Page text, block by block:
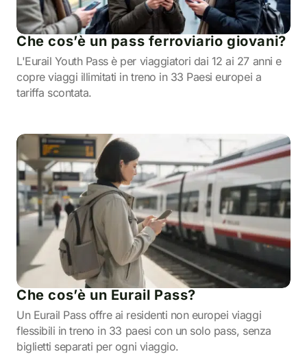
Che cos’è un pass ferroviario giovani?
L'Eurail Youth Pass è per viaggiatori dai 12 ai 27 anni e
copre viaggi illimitati in treno in 33 Paesi europei a
tariffa scontata.
Che cos’è un Eurail Pass?
Un Eurail Pass offre ai residenti non europei viaggi
flessibili in treno in 33 paesi con un solo pass, senza
biglietti separati per ogni viaggio.